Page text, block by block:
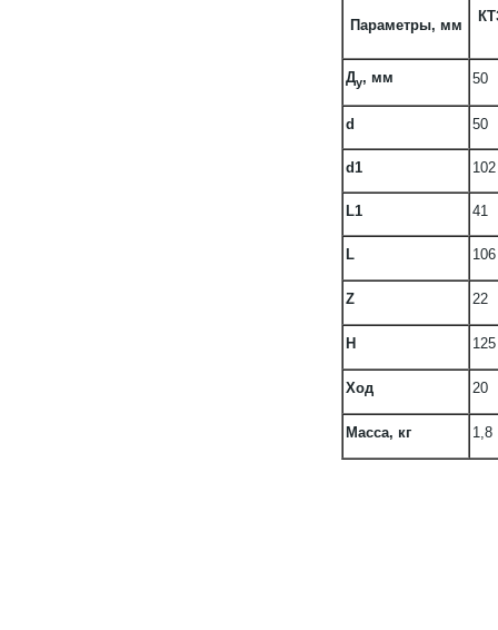
Параметры, мм
Ду, мм 50
d 50
d1 102
L1 41
L 106
Z 22
H 125
Ход 20
Масса, кг 1,8